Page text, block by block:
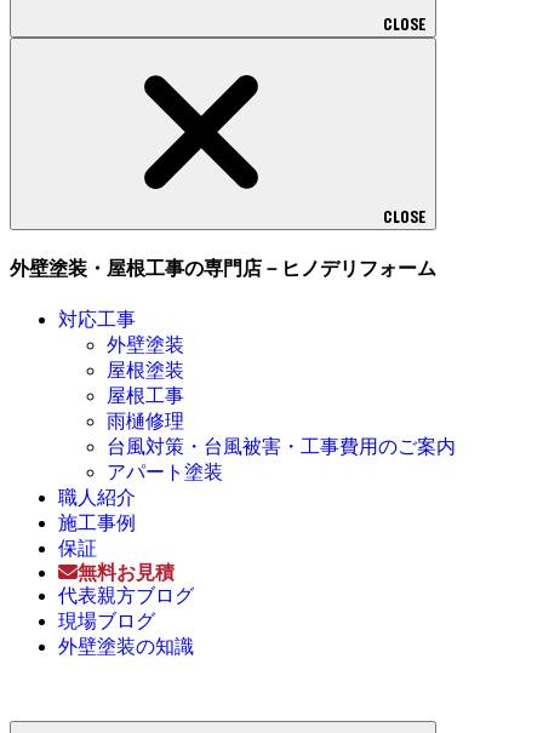
CLOSE
CLOSE
外壁塗装・屋根工事の専門店－ヒノデリフォーム
対応工事
外壁塗装
屋根塗装
屋根工事
雨樋修理
台風対策・台風被害・工事費用のご案内
アパート塗装
職人紹介
施工事例
保証
無料お見積
代表親方ブログ
現場ブログ
外壁塗装の知識